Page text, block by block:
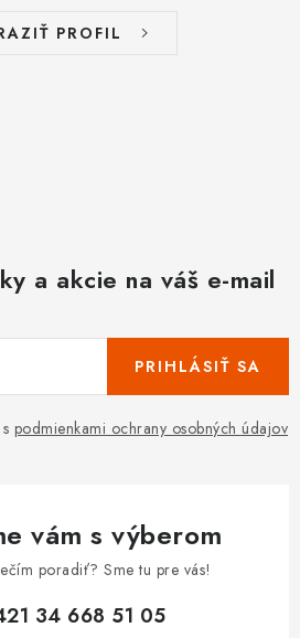
PROFIL
a akcie na váš e-mail
podmienkami ochrany osobných údajov
PRIHLÁSIŤ SA
vám s výberom
poradiť? Sme tu pre vás!
34 668 51 05